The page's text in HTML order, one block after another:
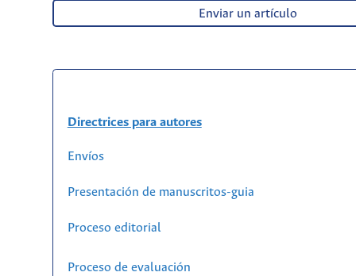
Enviar un artículo
Directrices para autores
Envíos
Presentación de manuscritos-guia
Proceso editorial
Proceso de evaluación